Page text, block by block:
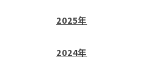
2025年
2024年